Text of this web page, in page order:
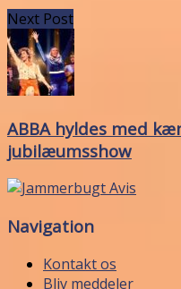
Next Post
ABBA hyldes med
jubilæumsshow
Navigation
Kontakt os
Bliv meddeler